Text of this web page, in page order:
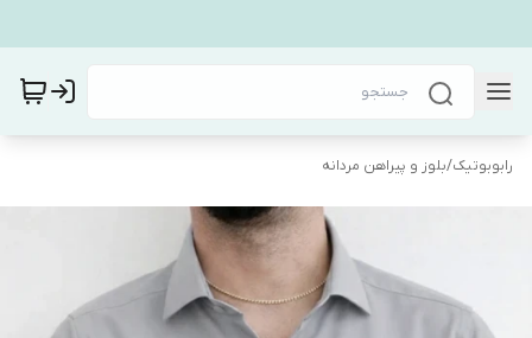
رابوبوتیک/بلوز و پیراهن مردانه